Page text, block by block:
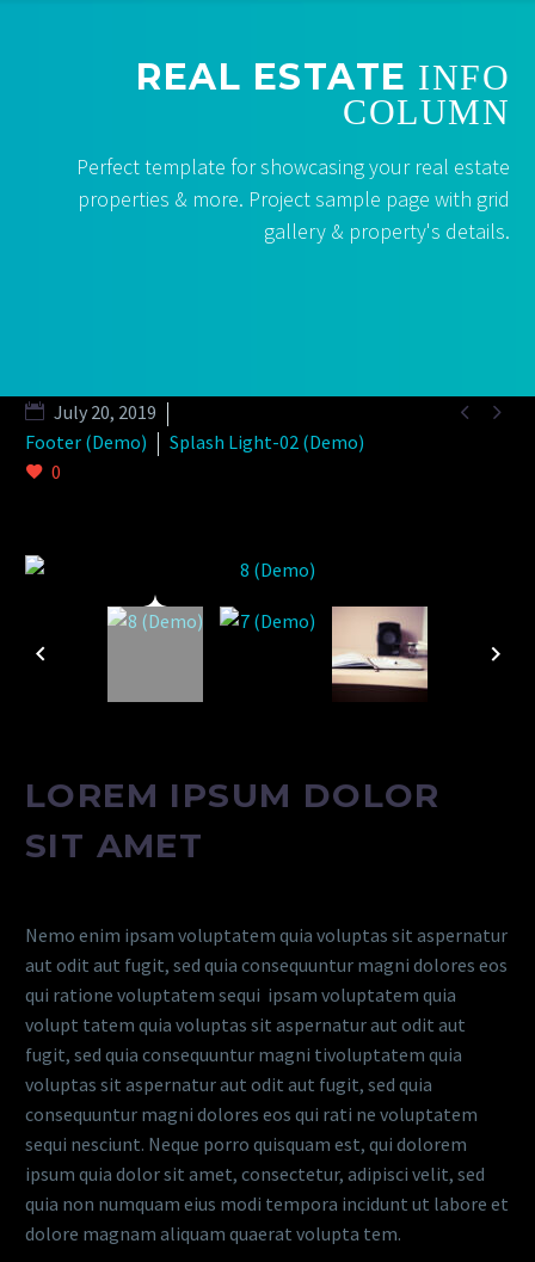
REAL ESTATE INFO
COLUMN
Perfect template for showcasing your real estate
properties & more. Project sample page with grid
gallery & property's details.
 
July 20, 2019
Footer (Demo)
Splash Light-02 (Demo)
0
LOREM IPSUM DOLOR
SIT AMET
Nemo enim ipsam voluptatem quia voluptas sit aspernatur
aut odit aut fugit, sed quia consequuntur magni dolores eos
qui ratione voluptatem sequi ipsam voluptatem quia
volupt tatem quia voluptas sit aspernatur aut odit aut
fugit, sed quia consequuntur magni tivoluptatem quia
voluptas sit aspernatur aut odit aut fugit, sed quia
consequuntur magni dolores eos qui rati ne voluptatem
sequi nesciunt. Neque porro quisquam est, qui dolorem
ipsum quia dolor sit amet, consectetur, adipisci velit, sed
quia non numquam eius modi tempora incidunt ut labore et
dolore magnam aliquam quaerat volupta tem.